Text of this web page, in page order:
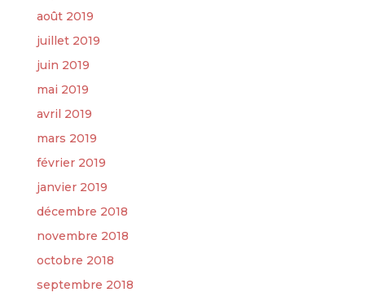
août 2019
juillet 2019
juin 2019
mai 2019
avril 2019
mars 2019
février 2019
janvier 2019
décembre 2018
novembre 2018
octobre 2018
septembre 2018